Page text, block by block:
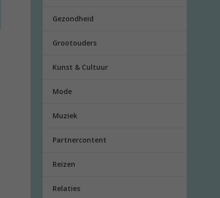
Gezondheid
Grootouders
Kunst & Cultuur
Mode
Muziek
Partnercontent
Reizen
Relaties